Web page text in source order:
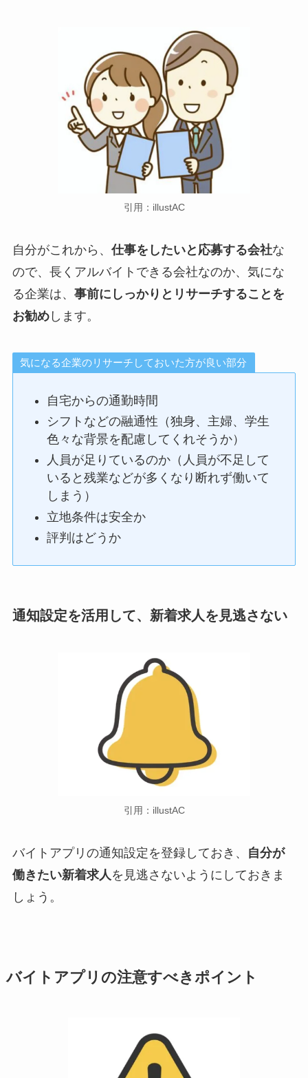
引用：illustAC
自分がこれから、 仕事をしたいと応募する会社な
ので、長くアルバイトできる会社なのか、気にな
る企業は、 事前にしっかりとリサーチすることを
お勧めします。
気になる企業のリサーチしておいた方が良い部分
自宅からの通勤時間
シフトなどの融通性（独身、主婦、学生
色々な背景を配慮してくれそうか）
人員が足りているのか（人員が不足して
いると残業などが多くなり断れず働いて
しまう）
立地条件は安全か
評判はどうか
通知設定を活用して、新着求人を見逃さない
引用：illustAC
バイトアプリの通知設定を登録しておき、
自分が
働きたい新着求人 を見逃さないようにしておきま
しょう。
バイトアプリの注意すべきポイント